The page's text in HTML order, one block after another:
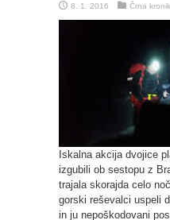
8. 1. 2016 Črna
Iskalna akcija dvojice
izgubili ob sestopu z
trajala skorajda celo
gorski reševalci uspeli
in ju nepoškodovani